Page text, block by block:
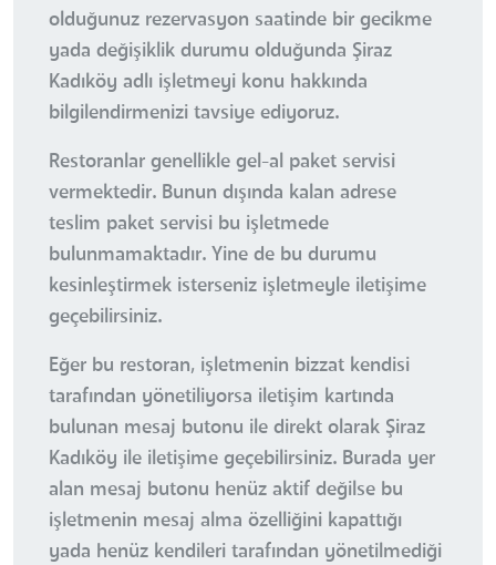
olduğunuz rezervasyon saatinde bir gecikme
yada değişiklik durumu olduğunda Şiraz
Kadıköy adlı işletmeyi konu hakkında
bilgilendirmenizi tavsiye ediyoruz.
Restoranlar genellikle gel-al paket servisi
vermektedir. Bunun dışında kalan adrese
teslim paket servisi bu işletmede
bulunmamaktadır. Yine de bu durumu
kesinleştirmek isterseniz işletmeyle iletişime
geçebilirsiniz.
Eğer bu restoran, işletmenin bizzat kendisi
tarafından yönetiliyorsa iletişim kartında
bulunan mesaj butonu ile direkt olarak Şiraz
Kadıköy ile iletişime geçebilirsiniz. Burada yer
alan mesaj butonu henüz aktif değilse bu
işletmenin mesaj alma özelliğini kapattığı
yada henüz kendileri tarafından yönetilmediği